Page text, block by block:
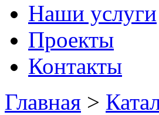
Наши услуги
Проекты
Контакты
Главная >